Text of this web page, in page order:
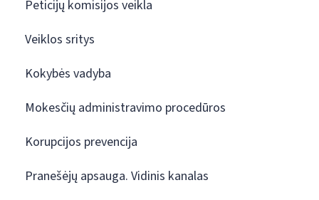
Peticijų komisijos veikla
Veiklos sritys
Kokybės vadyba
Mokesčių administravimo procedūros
Korupcijos prevencija
Pranešėjų apsauga. Vidinis kanalas